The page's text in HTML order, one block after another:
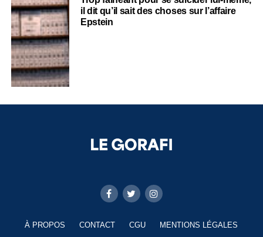
il dit qu’il sait des choses sur l’affaire
Epstein
À PROPOS CONTACT CGU MENTIONS LÉGALES